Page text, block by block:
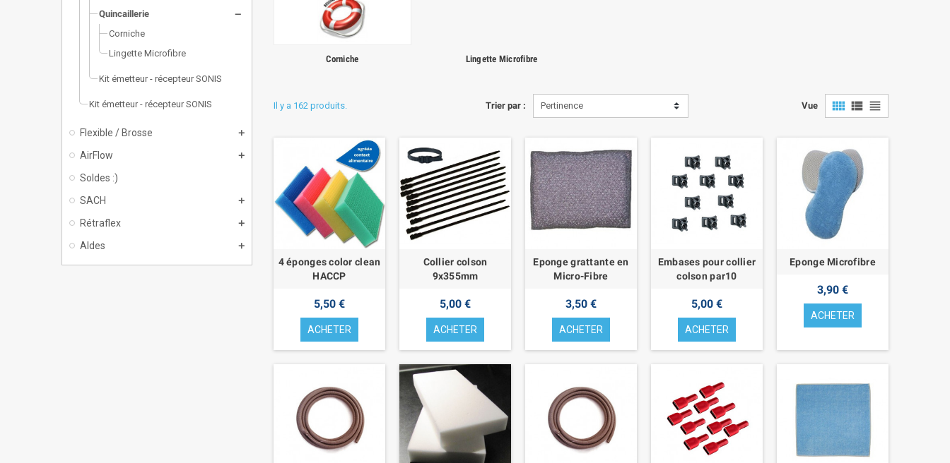
Quincaillerie
Corniche
Lingette Microfibre
Kit émetteur - récepteur SONIS
Kit émetteur - récepteur SONIS
Flexible / Brosse
AirFlow
Soldes :)
SACH
Rétraflex
Aldes
Corniche Lingette Microfibre
Trier par : Pertinence Vue view_comfy view_list view_headline
Il y a 162 produits.
4 éponges color clean
HACCP
5,50 €
ACHETER
Collier colson
9x355mm
5,00 €
ACHETER
Eponge grattante en
Micro-Fibre
3,50 €
ACHETER
Embases pour collier
colson par10
5,00 €
ACHETER
Eponge Microfibre
3,90 €
ACHETER